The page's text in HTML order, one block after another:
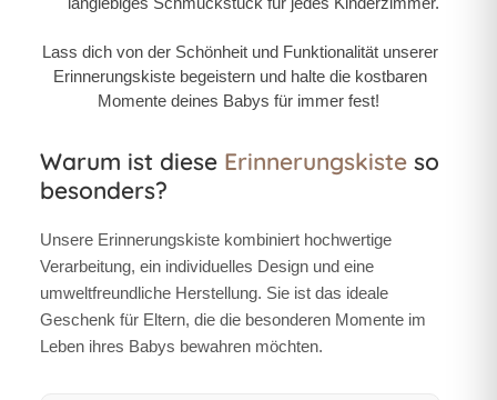
Lass dich von der Schönheit und Funktionalität unserer
Erinnerungskiste begeistern und halte die kostbaren
Momente deines Babys für immer fest!
Warum ist diese Erinnerungskiste so
besonders?
Unsere Erinnerungskiste kombiniert hochwertige
Verarbeitung, ein individuelles Design und eine
umweltfreundliche Herstellung. Sie ist das ideale
Geschenk für Eltern, die die besonderen Momente im
Leben ihres Babys bewahren möchten.